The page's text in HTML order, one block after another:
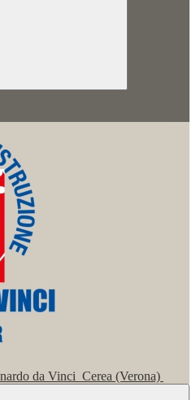
da Vinci Cerea (Verona)